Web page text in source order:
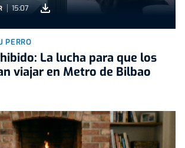
15:07
PERRO
La lucha para que los
viajar en Metro de Bilbao